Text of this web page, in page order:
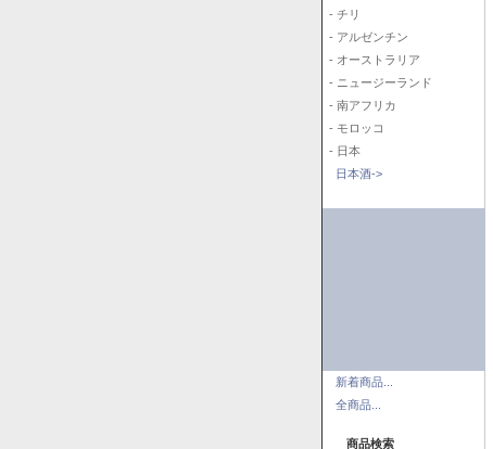
- チリ
- アルゼンチン
- オーストラリア
- ニュージーランド
- 南アフリカ
- モロッコ
- 日本
日本酒->
新着商品...
全商品...
商品検索